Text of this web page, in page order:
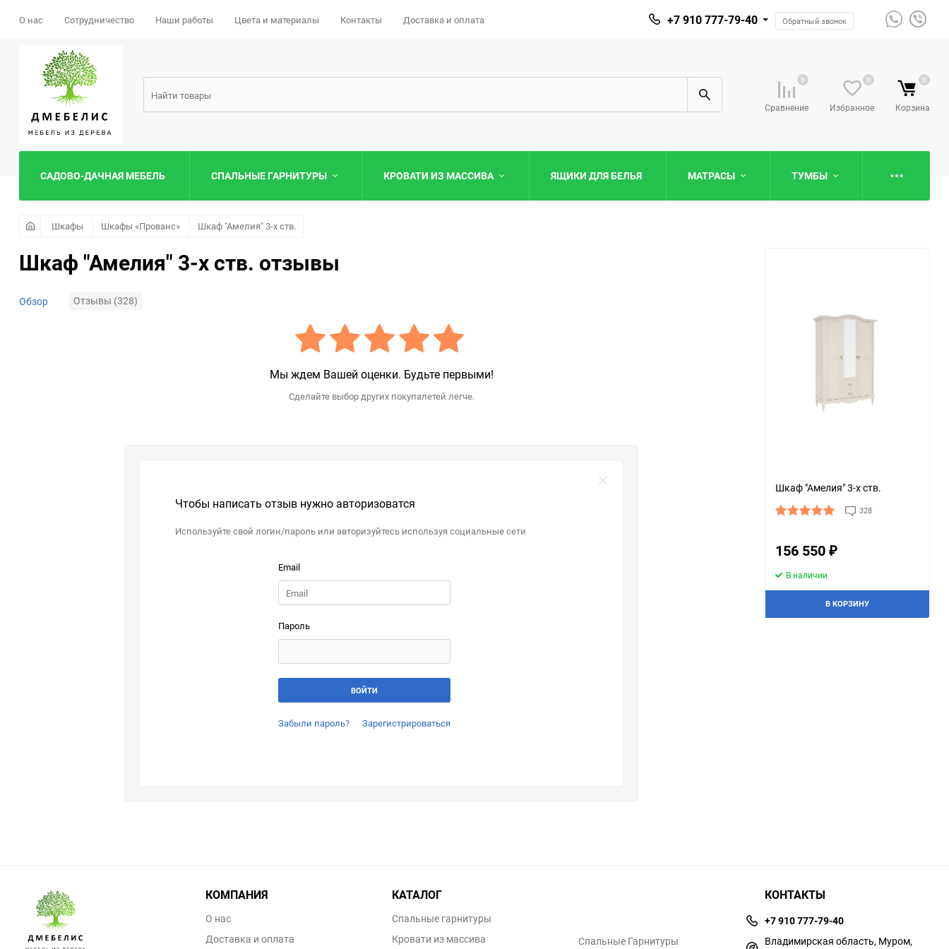
О нас Сотрудничество Наши работы Цвета и материалы Контакты Доставка и оплата +7 910 777-79-40 Обратный звонок
Сравнение
0
Избранное
0
Корзина
0
САДОВО-ДАЧНАЯ МЕБЕЛЬ
Комплекты мебели для
СПАЛЬНЫЕ ГАРНИТУРЫ
Кровати «Прованс» Кровати «Классика»
КРОВАТИ ИЗ МАССИВА ЯЩИКИ ДЛЯ БЕЛЬЯ
Матрасы «Уют» Матрасы «Релакс»
МАТРАСЫ
Тумбы «Прованс» Тумбы «Классика»
ТУМБЫ
Шкафы Шкафы «Прованс» Шкаф "Амелия" 3-х ств.
Шкаф "Амелия" 3-х ств. отзывы
Обзор Отзывы (328)
Мы ждем Вашей оценки. Будьте первыми!
Сделайте выбор других покупалетей легче.
Чтобы написать отзыв нужно авторизоватся
Используйте свой логин/пароль или авторизуйтесь используя социальные сети
Email
Пароль
Забыли пароль? Зарегистрироваться
Шкаф "Амелия" 3-х ств.
328
156 550 ₽
В наличии
В КОРЗИНУ
КОМПАНИЯ
О нас
Доставка и оплата
КАТАЛОГ
Спальные гарнитуры
Кровати из массива
Спальные Гарнитуры
КОНТАКТЫ
+7 910 777-79-40
Владимирская область, Муром,